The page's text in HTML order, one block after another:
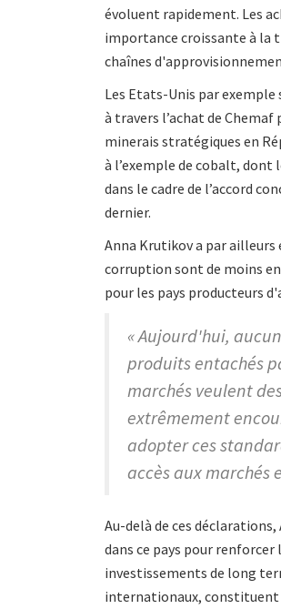
évoluent rapidement. Les
importance croissante à la
chaînes
Les Etats-Unis par
à travers l’achat de
minerais stratégiques en
à l’exemple de cobalt, dont
dans le cadre de l’accord
dernier.
Anna Krutikov a par ailleurs
corruption sont de moins
pour les pays producteurs
« Aujourd'hui,
produits entachés
marchés veulent
extrêmement
adopter ces
accès aux marchés
Au-delà de ces
dans ce pays pour
investissements de long
internationaux, constituent